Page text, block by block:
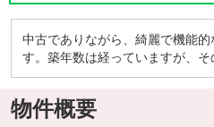
中古でありながら、綺麗で機能
す。築年数は経っていますが、そ
物件概要